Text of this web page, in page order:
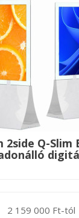
Q-Slim
2 159 000 Ft-tól